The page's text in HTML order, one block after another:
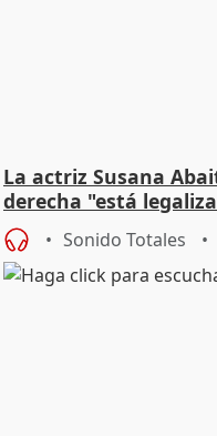
La actriz Susana
derecha "está
Sonido Totales